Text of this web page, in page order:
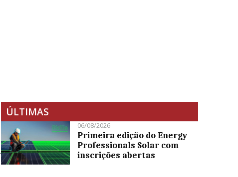
ÚLTIMAS
06/08/2026
Primeira edição do Energy
Professionals Solar com
inscrições abertas